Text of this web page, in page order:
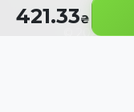
421.33
© 2026